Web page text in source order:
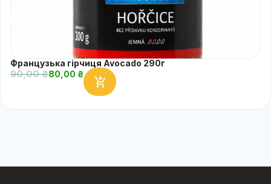
Французька гірчиця Avocado 290г
90,00₴80,00 ₴